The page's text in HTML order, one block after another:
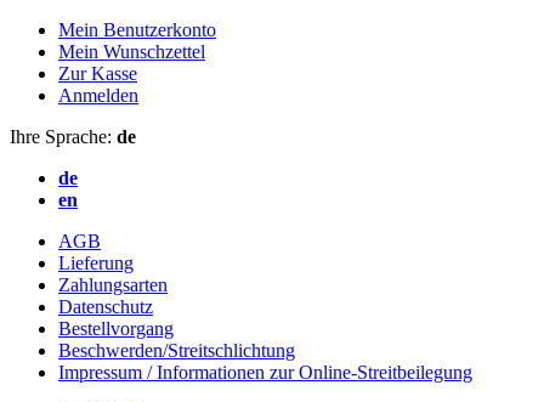
Mein Benutzerkonto
Mein Wunschzettel
Zur Kasse
Anmelden
Ihre Sprache: de
de
en
AGB
Lieferung
Zahlungsarten
Datenschutz
Bestellvorgang
Beschwerden/Streitschlichtung
Impressum / Informationen zur Online-Streitbeilegung